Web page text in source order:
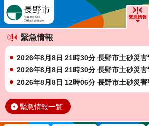
緊急情報
緊急情報
2026年8月8日 21時30分 長野市土砂災害
2026年8月8日 21時30分 長野市土砂災害
2026年8月8日 12時06分 長野市土砂災害
緊急情報一覧